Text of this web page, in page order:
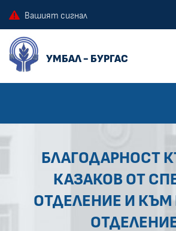
Вашият сигнал
БЛАГОДАРНОСТ
КАЗАКОВ ОТ
ОТДЕЛЕНИЕ И КЪМ